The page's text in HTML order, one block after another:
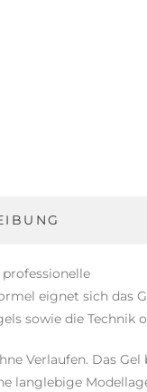
eignet sich das
sowie die Technik
Verlaufen. Das Gel
langlebige